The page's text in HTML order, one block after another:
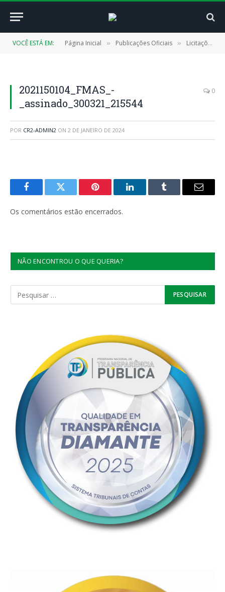
VOCÊ ESTÁ EM: Página Inicial » Publicações Oficiais » Licitações
2021150104_FMAS_-
_assinado_300321_215544
0
POR CR2-ADMIN2 ON 2 DE JANEIRO DE 2024
FacebookTwitter Pinterest LinkedInTumblr
E-
Os comentários estão encerrados.
NÃO ENCONTROU O QUE QUERIA?